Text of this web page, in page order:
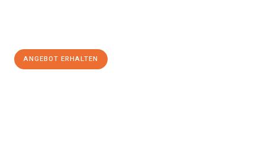
ANGEBOT ERHALTEN